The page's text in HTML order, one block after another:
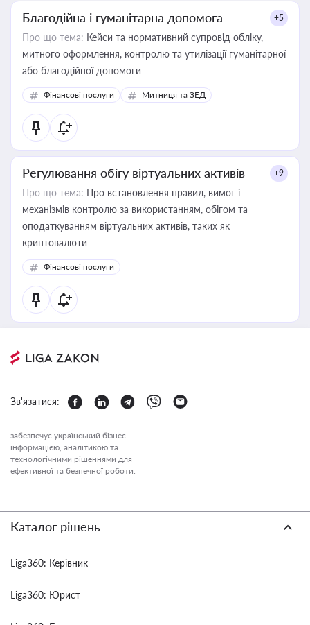
Благодійна і гуманітарна допомога +5
Про що тема: Кейси та нормативний супровід обліку,
митного оформлення, контролю та утилізації гуманітарної
або благодійної допомоги
Фінансові послуги Митниця та ЗЕД
Регулювання обігу віртуальних активів +9
Про що тема: Про встановлення правил, вимог і
механізмів контролю за використанням, обігом та
оподаткуванням віртуальних активів, таких як
криптовалюти
Фінансові послуги
Зв'язатися:
забезпечує український бізнес
інформацією, аналітикою та
технологічними рішеннями для
ефективної та безпечної роботи.
Каталог рішень
Liga360: Керівник
Liga360: Юрист